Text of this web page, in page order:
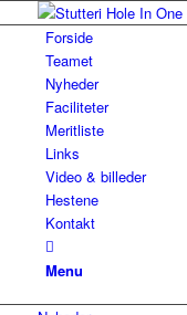
Forside
Teamet
Nyheder
Faciliteter
Meritliste
Links
Video & billeder
Hestene
Kontakt
Menu